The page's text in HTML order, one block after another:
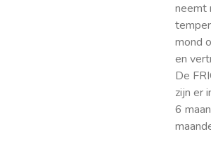
neemt
mond
en
De
zijn er
6